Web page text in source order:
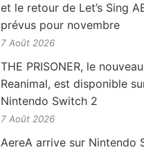
et le retour de Let’s Sing
prévus pour novembre
7 Août 2026
THE PRISONER, le
Reanimal, est disponible
Nintendo Switch 2
7 Août 2026
AereA arrive sur Nintendo